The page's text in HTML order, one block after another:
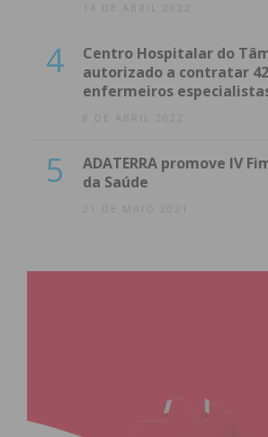
14 DE ABRIL 2022
4
Centro Hospitalar do
autorizado a contratar 42
enfermeiros
8 DE ABRIL 2022
5
ADATERRA promove IV
da Saúde
21 DE MAIO 2021